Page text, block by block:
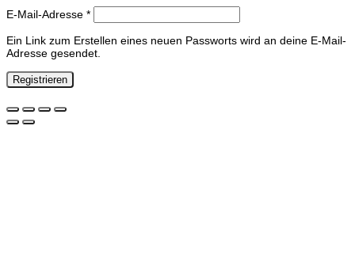
E-Mail-Adresse *Erforderlich
Ein Link zum Erstellen eines neuen Passworts wird an deine E-Mail-
Adresse gesendet.
Registrieren